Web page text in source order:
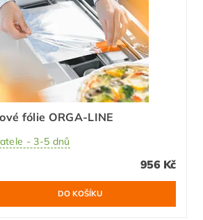
fólie ORGA-LINE
- 3-5 dnů
956 Kč